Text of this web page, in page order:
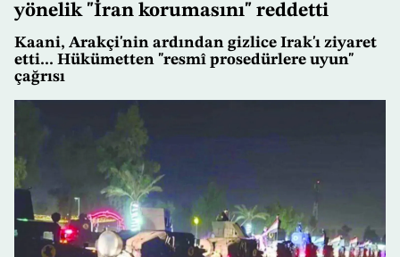
yönelik "İran korumasını" reddetti
Kaani, Arakçi'nin ardından gizlice Irak'ı ziyaret
etti... Hükümetten "resmî prosedürlere uyun"
çağrısı